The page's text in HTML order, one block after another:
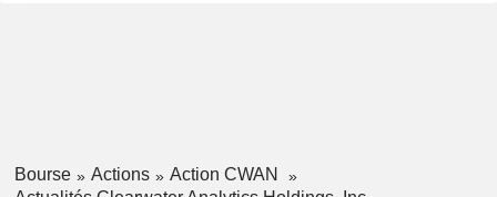
Bourse Actions
Action CWAN